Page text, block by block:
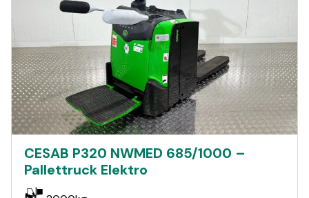
CESAB P320 NWMED 685/1000 –
Pallettruck Elektro